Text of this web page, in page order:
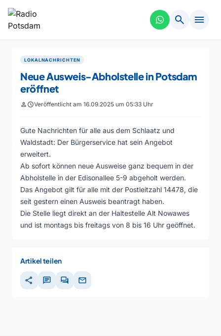
search menu
LOKALNACHRICHTEN
Neue Ausweis-Abholstelle in Potsdam
eröffnet
personscheduleVeröffentlicht am 16.09.2025 um 05:33 Uhr
Gute Nachrichten für alle aus dem Schlaatz und
Waldstadt: Der Bürgerservice hat sein Angebot
erweitert.
Ab sofort können neue Ausweise ganz bequem in der
Abholstelle in der Edisonallee 5-9 abgeholt werden.
Das Angebot gilt für alle mit der Postleitzahl 14478, die
seit gestern einen Ausweis beantragt haben.
Die Stelle liegt direkt an der Haltestelle Alt Nowawes
und ist montags bis freitags von 8 bis 16 Uhr geöffnet.
Artikel teilen
share chat forum mail